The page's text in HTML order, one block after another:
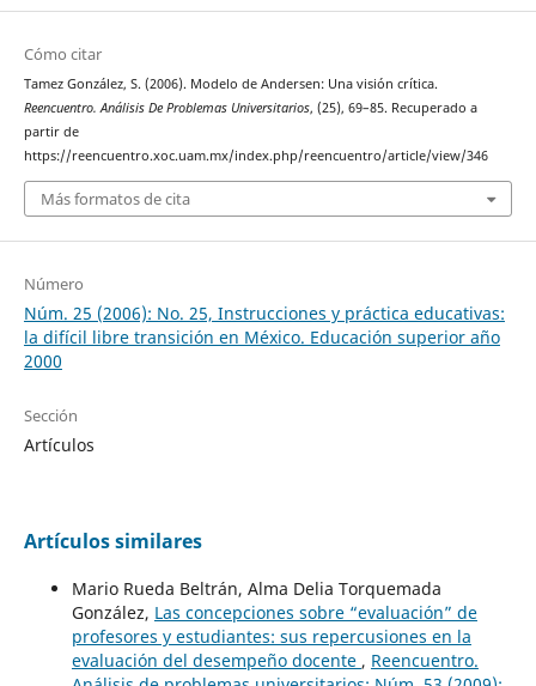
Cómo citar
Tamez González, S. (2006). Modelo de Andersen: Una visión crítica.
Reencuentro. Análisis De Problemas Universitarios, (25), 69–85. Recuperado a
partir de
https://reencuentro.xoc.uam.mx/index.php/reencuentro/article/view/346
Más formatos de cita
Número
Núm. 25 (2006): No. 25, Instrucciones y práctica educativas:
la difícil libre transición en México. Educación superior año
2000
Sección
Artículos
Artículos similares
Mario Rueda Beltrán, Alma Delia Torquemada
González, Las concepciones sobre “evaluación” de
profesores y estudiantes: sus repercusiones en la
evaluación del desempeño docente , Reencuentro.